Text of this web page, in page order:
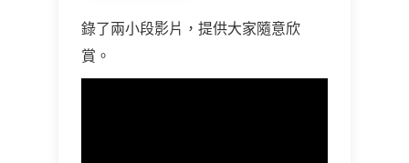
錄了兩小段影片，提供大家隨意欣
賞。